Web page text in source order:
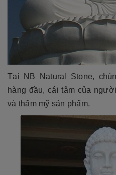
Tại NB Natural Stone,
hàng đầu, cái tâm của
và thẩm mỹ sản phẩm.